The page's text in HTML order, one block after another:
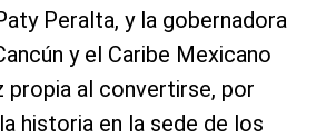
Peralta, y la gobernadora
y el Caribe Mexicano
propia al convertirse, por
historia en la sede de los